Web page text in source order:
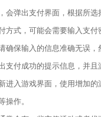
会弹出支付界面，根据所选
方式，可能会需要输入支付
确保输入的信息准确无误，
支付成功的提示信息，并且
进入游戏界面，使用增加的
操作。